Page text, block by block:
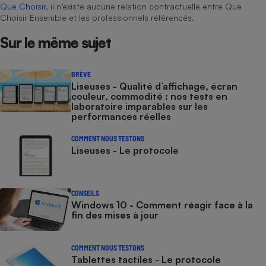
Que Choisir, il n’existe aucune relation contractuelle entre Que
Choisir Ensemble et les professionnels référencés.
Sur le même sujet
BRÈVE
Liseuses - Qualité d’affichage, écran
couleur, commodité : nos tests en
laboratoire imparables sur les
performances réelles
COMMENT NOUS TESTONS
Liseuses - Le protocole
CONSEILS
Windows 10 - Comment réagir face à la
fin des mises à jour
COMMENT NOUS TESTONS
Tablettes tactiles - Le protocole